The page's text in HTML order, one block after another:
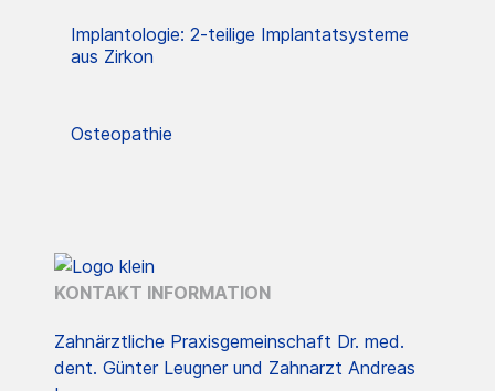
Implantologie: 2-teilige Implantatsysteme
aus Zirkon
Osteopathie
KONTAKT INFORMATION
Zahnärztliche Praxisgemeinschaft Dr. med.
dent. Günter Leugner und Zahnarzt Andreas